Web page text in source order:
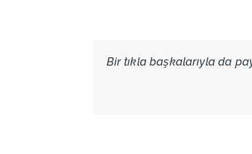
Bir tıkla başkalarıyla da